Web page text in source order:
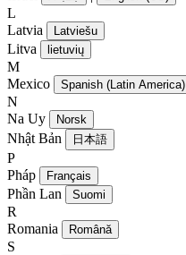
L
Latvia
Latviešu
Litva lietuvių
M
Mexico
Spanish (Latin America)
N
Na Uy
Norsk
Nhật Bản 日本語
P
Pháp
Français
Phần Lan Suomi
R
Romania
Română
S